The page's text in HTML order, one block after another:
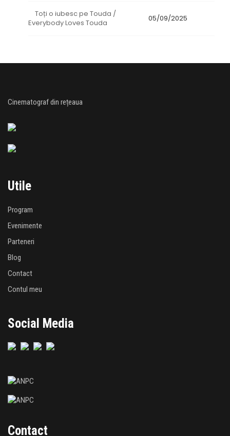
Toți o iubesc pe Touda /
Everybody Loves Touda
05/09/2025
Cinematograf din rețeaua
Utile
Program
Evenimente
Parteneri
Blog
Contact
Contul meu
Social Media
Contact